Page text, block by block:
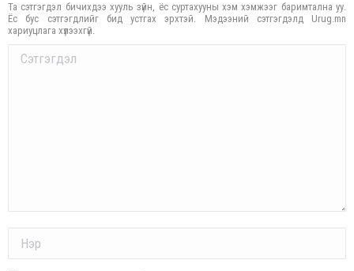
Та сэтгэгдэл бичихдээ хууль зүйн, ёс суртахууны хэм хэмжээг баримтална уу.
Ёс бус сэтгэгдлийг бид устгах эрхтэй. Мэдээний сэтгэгдэлд Urug.mn
хариуцлага хүлээхгүй.
Comment